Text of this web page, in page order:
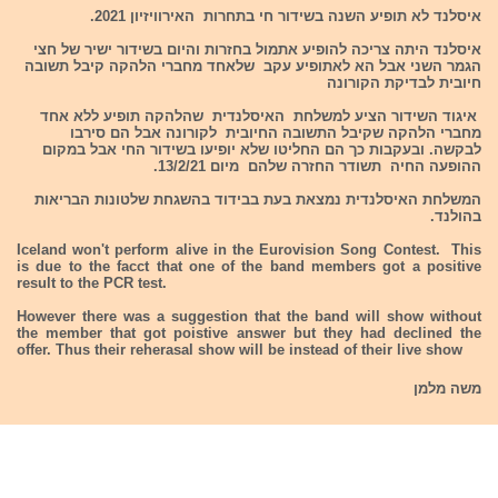
איסלנד לא תופיע השנה בשידור חי בתחרות האירוויזיון 2021.
איסלנד היתה צריכה להופיע אתמול בחזרות והיום בשידור ישיר של חצי
הגמר השני אבל הא לאתופיע עקב שלאחד מחברי הלהקה קיבל תשובה
חיובית לבדיקת הקורונה
איגוד השידור הציע למשלחת האיסלנדית שהלהקה תופיע ללא אחד
מחברי הלהקה שקיבל התשובה החיובית לקורונה אבל הם סירבו
לבקשה. ובעקבות כך הם החליטו שלא יופיעו בשידור החי אבל במקום
ההופעה החיה תשודר החזרה שלהם מיום 13/2/21.
המשלחת האיסלנדית נמצאת בעת בבידוד בהשגחת שלטונות הבריאות
בהולנד.
Iceland won't perform alive in the Eurovision Song Contest. This
is due to the facct that one of the band members got a positive
result to the PCR test.
However there was a suggestion that the band will show without
the member that got poistive answer but they had declined the
offer. Thus their reherasal show will be instead of their live show
משה מלמן